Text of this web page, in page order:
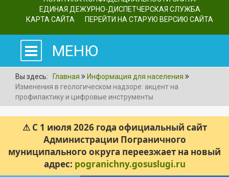
ЕДИНАЯ ДЕЖУРНО-ДИСПЕТЧЕРСКАЯ СЛУЖБА
КАРТА САЙТА
ПЕРЕЙТИ НА СТАРУЮ ВЕРСИЮ САЙТА
МЕНЮ
Вы здесь: Главная
Информация для населения
Изменения в геологическом надзоре: акцент на
профилактику и цифровые инструменты
⚠ С 1 июля 2026 года официальный сайт
Администрации Пограничного
муниципального округа переезжает на новый
адрес: pogranichny.gosuslugi.ru